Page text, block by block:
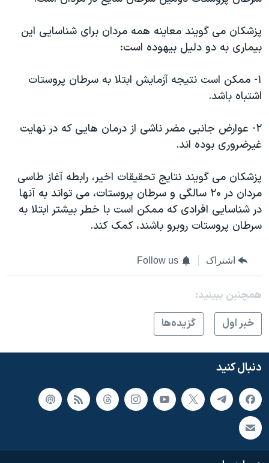
پزشکان می گویند معاینه همه مردان برای شناسایی این
بیماری به دو دلیل بیهوده است:
۱- ممکن است نتیجه آزمایش ابتلا به سرطان پروستات
اشتباه باشد.
۲- عوارض جانبی مضر ناشی از درمان هایی که در نهایت
غیرضروری بوده اند.
پزشکان می گویند نتایج تحقیقات اخیر، رابطه آغاز طاسی
مردان در ۲۰ سالگی و سرطان پروستات، می تواند به آنها
در شناسایی افرادی که ممکن است با خطر بیشتر ابتلا به
سرطان پروستات روبرو باشند، کمک کند.
اشتراک Follow us
همچنبن ببینید:
خبر اول
گزيده‌ها
دنبال کنید